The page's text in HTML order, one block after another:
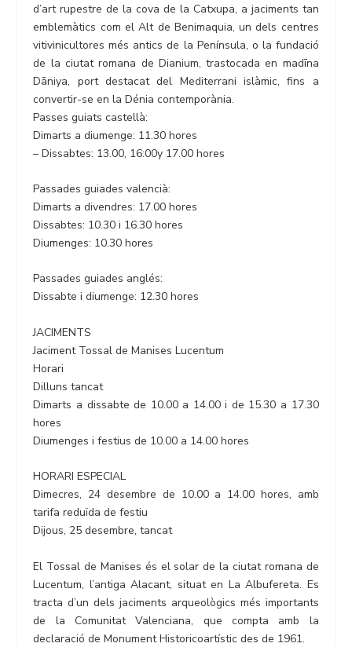
d’art rupestre de la cova de la Catxupa, a jaciments tan
emblemàtics com el Alt de Benimaquia, un dels centres
vitivinicultores més antics de la Península, o la fundació
de la ciutat romana de Dianium, trastocada en madīna
Dāniya, port destacat del Mediterrani islàmic, fins a
convertir-se en la Dénia contemporània.
Passes guiats castellà:
Dimarts a diumenge: 11.30 hores
– Dissabtes: 13.00, 16:00y 17.00 hores
Passades guiades valencià:
Dimarts a divendres: 17.00 hores
Dissabtes: 10.30 i 16.30 hores
Diumenges: 10.30 hores
Passades guiades anglés:
Dissabte i diumenge: 12.30 hores
JACIMENTS
Jaciment Tossal de Manises Lucentum
Horari
Dilluns tancat
Dimarts a dissabte de 10.00 a 14.00 i de 15.30 a 17.30
hores
Diumenges i festius de 10.00 a 14.00 hores
HORARI ESPECIAL
Dimecres, 24 desembre de 10.00 a 14.00 hores, amb
tarifa reduïda de festiu
Dijous, 25 desembre, tancat
El Tossal de Manises és el solar de la ciutat romana de
Lucentum, l’antiga Alacant, situat en La Albufereta. Es
tracta d’un dels jaciments arqueològics més importants
de la Comunitat Valenciana, que compta amb la
declaració de Monument Historicoartístic des de 1961.